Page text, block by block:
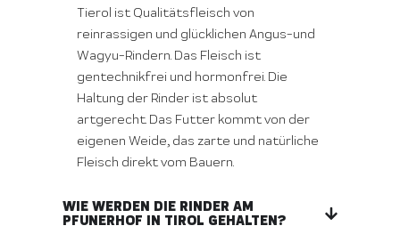
Tierol ist Qualitätsfleisch von
reinrassigen und glücklichen Angus-und
Wagyu-Rindern. Das Fleisch ist
gentechnikfrei und hormonfrei. Die
Haltung der Rinder ist absolut
artgerecht. Das Futter kommt von der
eigenen Weide, das zarte und natürliche
Fleisch direkt vom Bauern.
WIE WERDEN DIE RINDER AM
PFUNERHOF IN TIROL GEHALTEN?